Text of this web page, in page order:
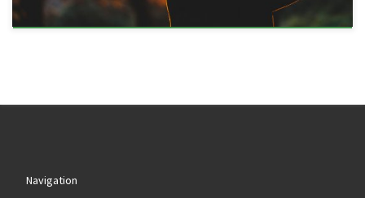
Navigation